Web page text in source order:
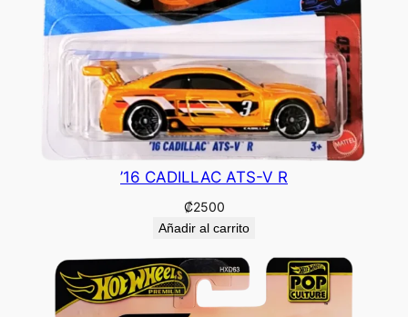
’16 CADILLAC ATS-V R
₡2500
Añadir al carrito